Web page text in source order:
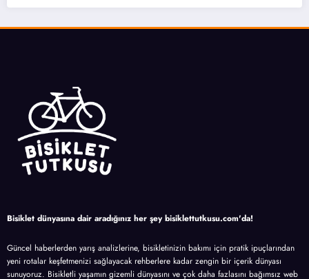
Bisiklet dünyasına dair aradığınız her şey bisiklettutkusu.com'da!
Güncel haberlerden yarış analizlerine, bisikletinizin bakımı için pratik ipuçlarından
yeni rotalar keşfetmenizi sağlayacak rehberlere kadar zengin bir içerik dünyası
sunuyoruz. Bisikletli yaşamın gizemli dünyasını ve çok daha fazlasını bağımsız web